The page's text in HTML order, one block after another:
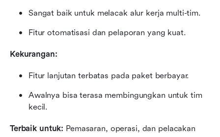
Sangat baik untuk melacak alur kerja multi-tim.
Fitur otomatisasi dan pelaporan yang kuat.
Kekurangan:
Fitur lanjutan terbatas pada paket berbayar.
Awalnya bisa terasa membingungkan untuk tim
kecil.
Terbaik untuk: Pemasaran, operasi, dan pelacakan